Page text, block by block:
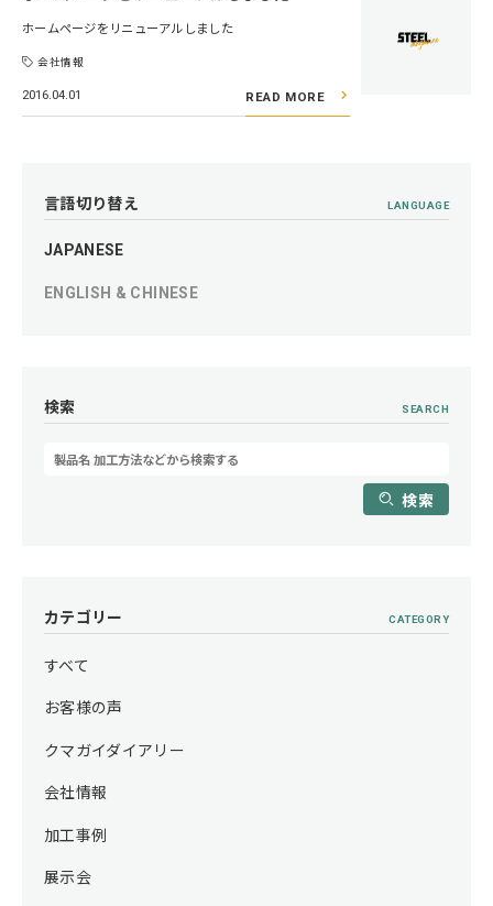
ホームページをリニューアルしました
会社情報
2016.04.01 READ MORE
言語切り替え LANGUAGE
JAPANESE
ENGLISH & CHINESE
検索 SEARCH
検索
カテゴリー CATEGORY
すべて
お客様の声
クマガイダイアリー
会社情報
加工事例
展示会